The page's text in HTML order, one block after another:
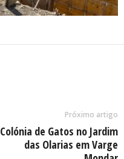
Próximo artigo
Colónia de Gatos no Jardim
das Olarias em Varge